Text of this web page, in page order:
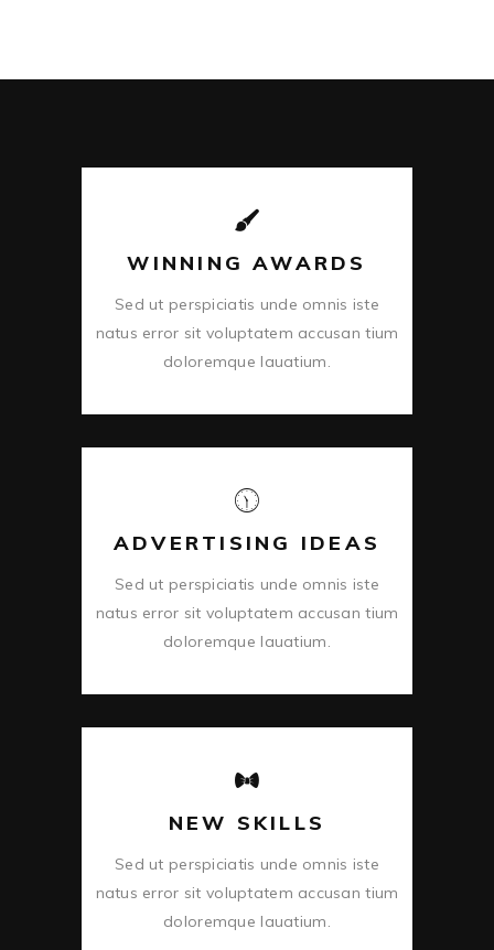
WINNING AWARDS
Sed ut perspiciatis unde omnis iste
natus error sit voluptatem accusan tium
doloremque lauatium.
ADVERTISING IDEAS
Sed ut perspiciatis unde omnis iste
natus error sit voluptatem accusan tium
doloremque lauatium.
NEW SKILLS
Sed ut perspiciatis unde omnis iste
natus error sit voluptatem accusan tium
doloremque lauatium.